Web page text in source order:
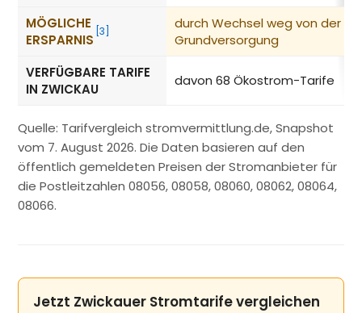
MÖGLICHE
ERSPARNIS
[3]
durch Wechsel weg von der
Grundversorgung
VERFÜGBARE TARIFE
IN ZWICKAU
davon 68 Ökostrom-Tarife
Quelle: Tarifvergleich stromvermittlung.de, Snapshot
vom 7. August 2026. Die Daten basieren auf den
öffentlich gemeldeten Preisen der Stromanbieter für
die Postleitzahlen 08056, 08058, 08060, 08062, 08064,
08066.
Jetzt Zwickauer Stromtarife vergleichen